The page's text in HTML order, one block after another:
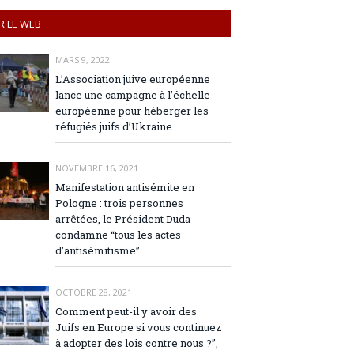
LE WEB
MARS 9, 2022
L’Association juive européenne
lance une campagne à l’échelle
européenne pour héberger les
réfugiés juifs d’Ukraine
NOVEMBRE 16, 2021
Manifestation antisémite en
Pologne : trois personnes
arrêtées, le Président Duda
condamne “tous les actes
d’antisémitisme”
OCTOBRE 28, 2021
Comment peut-il y avoir des
Juifs en Europe si vous continuez
à adopter des lois contre nous ?”,